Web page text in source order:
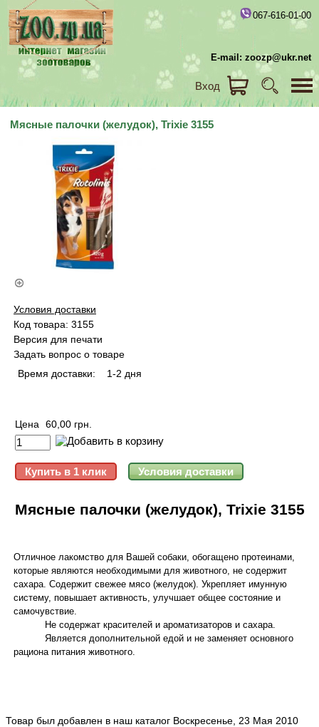
067-616-01-00
E-mail: zoozp@ukr.net
Вход
Мясные палочки (желудок), Trixie 3155
Условия доставки
Код товара: 3155
Версия для печати
Задать вопрос о товаре
Время доставки:
1-2 дня
Цена 60,00 грн.
Мясные палочки (желудок), Trixie 3155
Отличное лакомство для Вашей собаки, обогащено протеинами,
которые являются необходимыми для животного, не содержит
сахара. Содержит свежее мясо (желудок). Укрепляет имунную
систему, повышает активность, улучшает общее состояние и
самочувствие.
Не содержат красителей и ароматизаторов и сахара.
Является дополнительной едой и не заменяет основного
рациона питания животного.
Товар был добавлен в наш каталог Воскресенье, 23 Мая 2010